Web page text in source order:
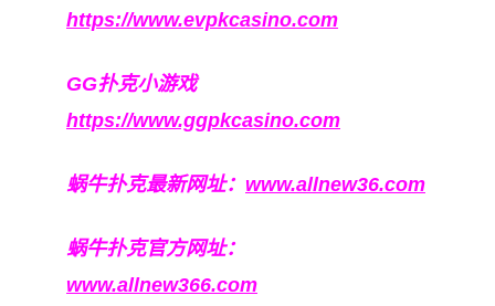
https://www.evpkcasino.com
GG扑克小游戏
https://www.ggpkcasino.com
蜗牛扑克最新网址： www.allnew36.com
蜗牛扑克官方网址：
www.allnew366.com